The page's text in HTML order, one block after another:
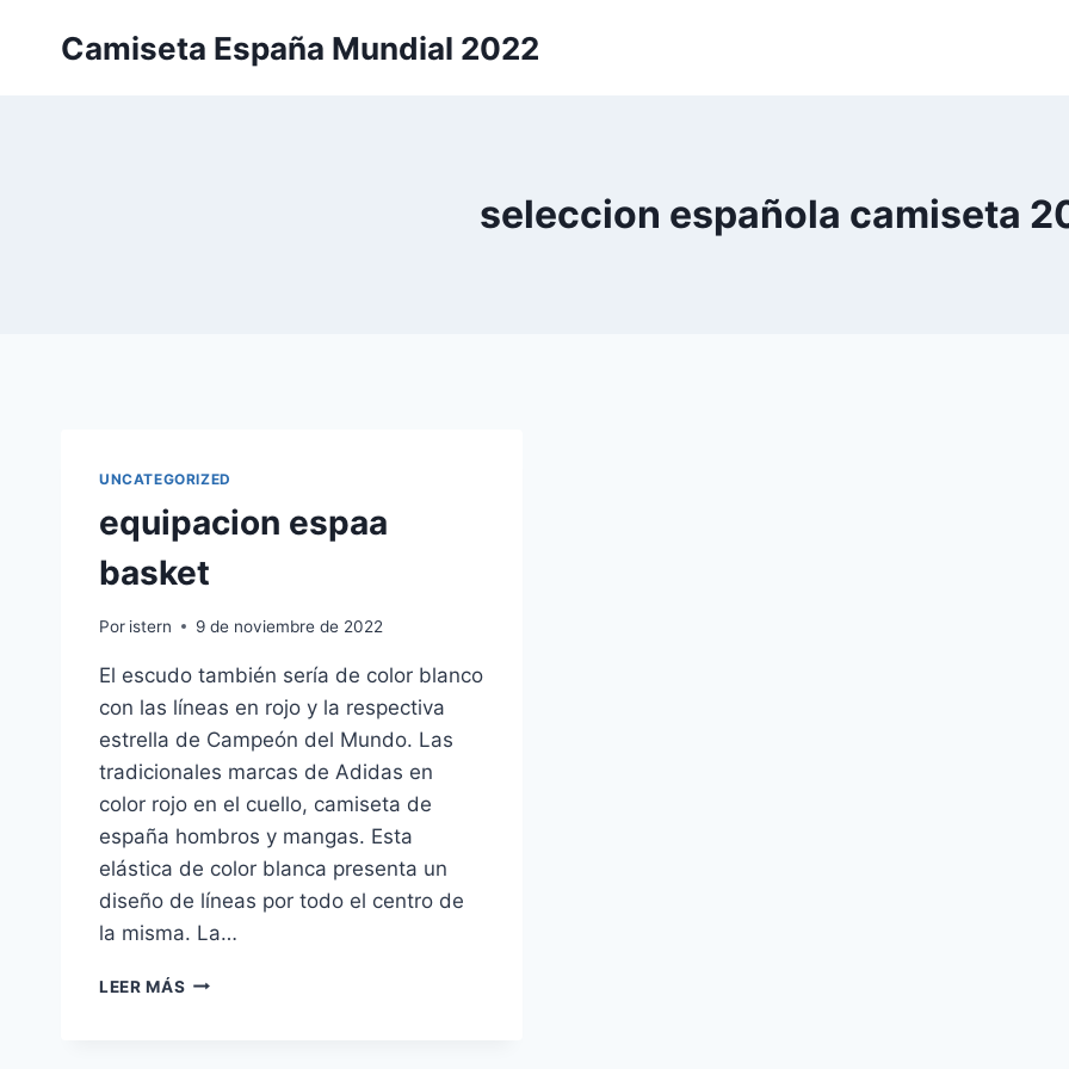
Camiseta España Mundial 2022
seleccion española camiseta
UNCATEGORIZED
equipacion espaa
basket
Por istern 9 de noviembre de 2022
El escudo también sería de color blanco
con las líneas en rojo y la respectiva
estrella de Campeón del Mundo. Las
tradicionales marcas de Adidas en
color rojo en el cuello, camiseta de
españa hombros y mangas. Esta
elástica de color blanca presenta un
diseño de líneas por todo el centro de
la misma. La…
LEER MÁS EQUIPACION